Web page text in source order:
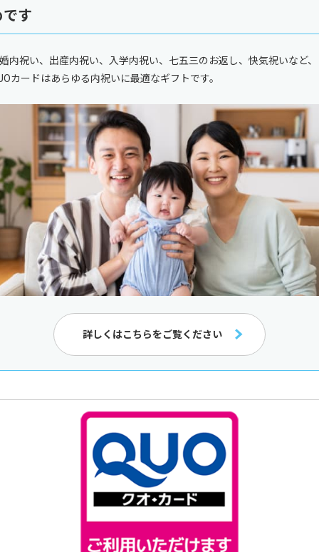
す
内祝い、出産内祝い、入学内祝い、七五三のお返し、快気祝いなど、
カードはあらゆる内祝いに最適なギフトです。
詳しくはこちらをご覧ください